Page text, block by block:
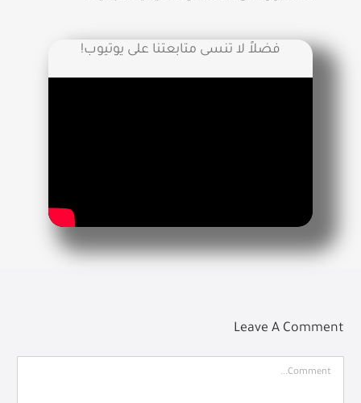
فضلاً لا تنسى متابعتنا على يوتيوب!
Leave A Comment
Comment